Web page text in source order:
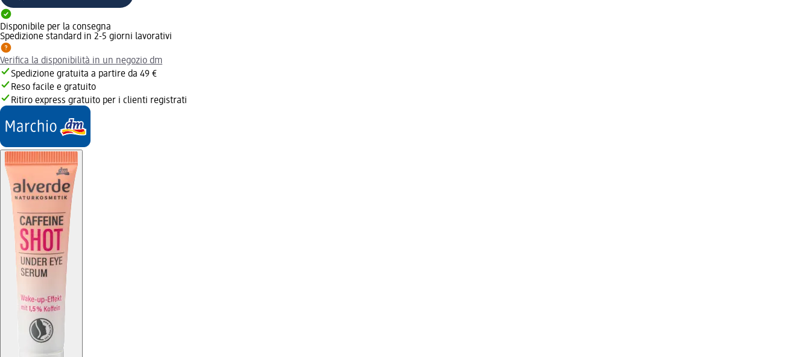
Disponibile per la consegna
Spedizione standard in 2-5 giorni lavorativi
Verifica la disponibilità in un negozio dm
Spedizione gratuita a partire da 49 €
Reso facile e gratuito
Ritiro express gratuito per i clienti registrati